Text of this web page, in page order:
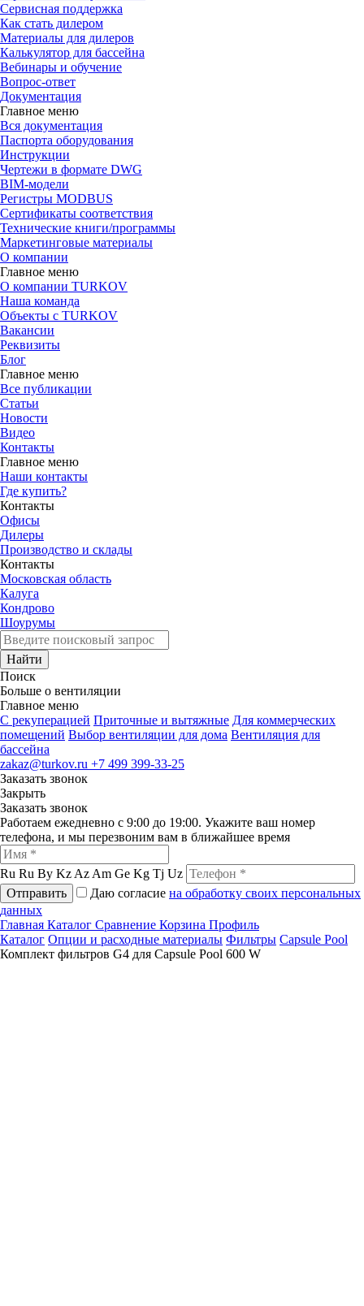
Сервисная поддержка
Как стать дилером
Материалы для дилеров
Калькулятор для бассейна
Вебинары и обучение
Вопрос-ответ
Документация
Главное меню
Вся документация
Паспорта оборудования
Инструкции
Чертежи в формате DWG
BIM-модели
Регистры MODBUS
Сертификаты соответствия
Технические книги/программы
Маркетинговые материалы
О компании
Главное меню
О компании TURKOV
Наша команда
Объекты с TURKOV
Вакансии
Реквизиты
Блог
Главное меню
Все публикации
Статьи
Новости
Видео
Контакты
Главное меню
Наши контакты
Где купить?
Контакты
Офисы
Дилеры
Производство и склады
Контакты
Московская область
Калуга
Кондрово
Шоурумы
Найти
Поиск
Больше о вентиляции
Главное меню
C рекуперацией Приточные и вытяжные Для коммерческих
помещений Выбор вентиляции для дома Вентиляция для
бассейна
zakaz@turkov.ru +7 499 399-33-25
Заказать звонок
Закрыть
Заказать звонок
Работаем ежедневно с 9:00 до 19:00. Укажите ваш номер
телефона, и мы перезвоним вам в ближайшее время
Ru Ru By Kz Az Am Ge Kg Tj Uz
Отправить
Даю согласие на обработку своих персональных
данных
Главная Каталог Сравнение Корзина Профиль
Каталог Опции и расходные материалы Фильтры Capsule Pool
Комплект фильтров G4 для Capsule Pool 600 W